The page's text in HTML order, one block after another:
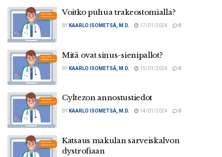
Voitko puhua trakeostomialla?
BY KAARLO ISOMETSÄ, M.D. 17/01/2024 0
Mitä ovat sinus-sienipallot?
BY KAARLO ISOMETSÄ, M.D. 15/01/2024 0
Cyltezon annostustiedot
BY KAARLO ISOMETSÄ, M.D. 14/01/2024 0
Katsaus makulan sarveiskalvon
dystrofiaan